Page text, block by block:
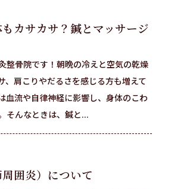
カサカサ？鍼とマッサージ
整骨院です！朝晩の冷えと空気の乾燥
、肩こりやだるさを感じる方も増えて
血流や自律神経に影響し、身体のこわ
そんなときは、鍼と...
囲炎）について